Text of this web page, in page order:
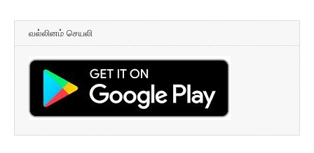
வல்லினம் செயலி